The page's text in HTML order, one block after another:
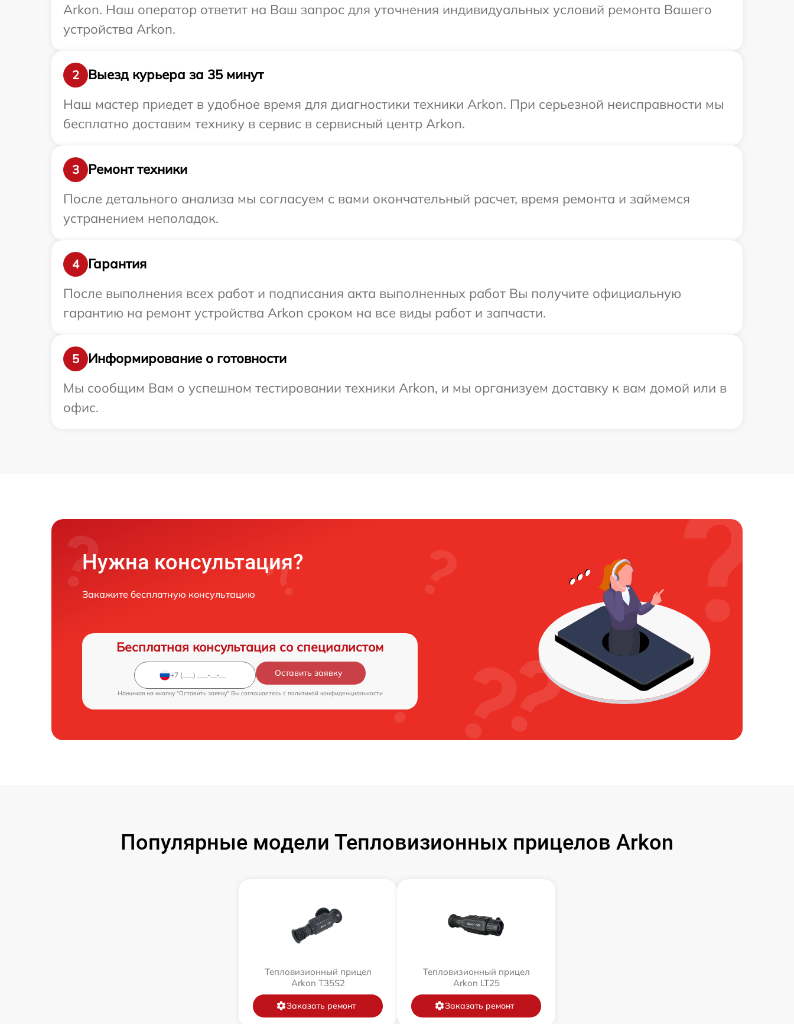
Arkon. Наш оператор ответит на Ваш запрос для уточнения индивидуальных условий ремонта Вашего
устройства Arkon.
2
Выезд курьера за 35 минут
Наш мастер приедет в удобное время для диагностики техники Arkon. При серьезной неисправности мы
бесплатно доставим технику в сервис в сервисный центр Arkon.
3
Ремонт техники
После детального анализа мы согласуем с вами окончательный расчет, время ремонта и займемся
устранением неполадок.
4
Гарантия
После выполнения всех работ и подписания акта выполненных работ Вы получите официальную
гарантию на ремонт устройства Arkon сроком на все виды работ и запчасти.
5
Информирование о готовности
Мы сообщим Вам о успешном тестировании техники Arkon, и мы организуем доставку к вам домой или в
офис.
Нужна консультация?
Закажите бесплатную консультацию
Бесплатная консультация со специалистом
Оставить заявку
Нажимая на кнопку "Оставить заявку" Вы соглашаетесь c политикой конфиденциальности
Популярные модели Тепловизионных прицелов Arkon
Тепловизионный прицел
Arkon T35S2
Заказать ремонт
Тепловизионный прицел
Arkon LT25
Заказать ремонт